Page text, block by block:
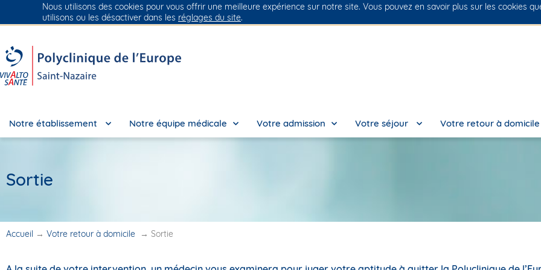
Groupe Vivalto Santé Entre nous, la vie
Notre établissement Notre équipe médicale Votre admission Votre séjour Votre retour à domicile
Sortie
Accueil → Votre retour à domicile → Sortie
Nous utilisons des cookies pour vous offrir une meilleure expérience sur notre site. Vous pouvez en savoir plus sur les cookies
utilisons ou les désactiver dans les réglages du site.